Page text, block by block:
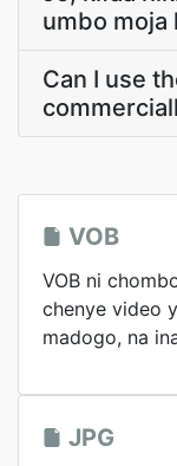
umbo moja
Can I use
VOB
VOB ni
chenye video
madogo, na
JPG